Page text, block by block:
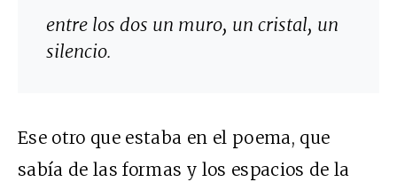
entre los dos un muro, un cristal, un
silencio.
Ese otro que estaba en el poema, que
sabía de las formas y los espacios de la